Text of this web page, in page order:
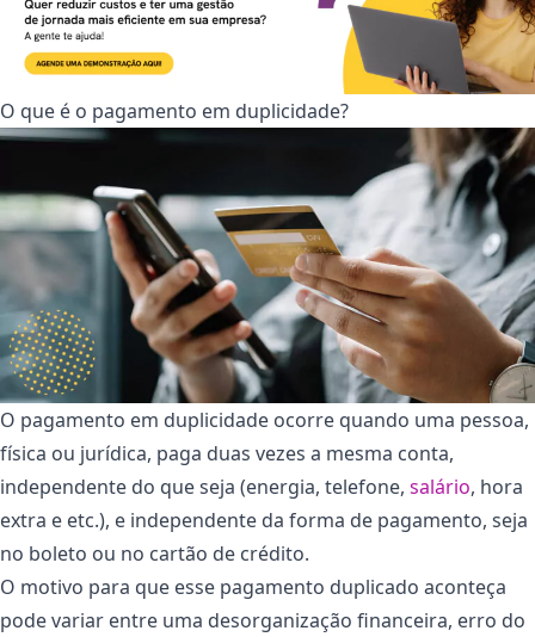
O que é o pagamento em duplicidade?
O pagamento em duplicidade ocorre quando uma pessoa,
física ou jurídica, paga duas vezes a mesma conta,
independente do que seja (energia, telefone, salário, hora
extra e etc.), e independente da forma de pagamento, seja
no boleto ou no cartão de crédito.
O motivo para que esse pagamento duplicado aconteça
pode variar entre uma desorganização financeira, erro do